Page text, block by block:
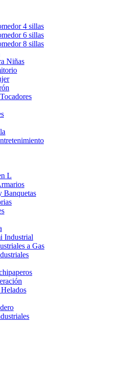
4 sillas
6 sillas
8 sillas
Niñas
L
Banquetas
Industrial
a Gas